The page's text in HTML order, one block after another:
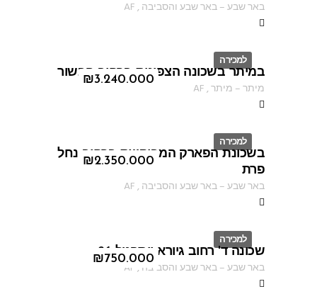
באר שבע–באר שבע והסביבה ,
AF
למכירה
ID
₪3.240.000
במיתר בשכונה הצפונית ברחוב הבשור
מיתר– מיתר,
AF
למכירה
ID
₪2.350.000
בשכונת הפארק המבוקשת ברחוב נחל
פרת
באר שבע–באר שבע והסביבה ,
AF
למכירה
ID
₪750.000
שכונה ד' רחוב גיורא יוספטל 26
באר שבע–באר שבע והסביבה ,
AF